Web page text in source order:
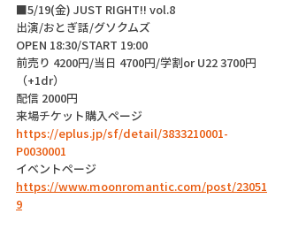
■5/19(金) JUST RIGHT!! vol.8
出演/おとぎ話/グソクムズ
OPEN 18:30/START 19:00
前売り 4200円/当日 4700円/学割or U22 3700円
（+1dr）
配信 2000円
来場チケット購入ページ
https://eplus.jp/sf/detail/3833210001-
P0030001
イベントページ
https://www.moonromantic.com/post/23051
9